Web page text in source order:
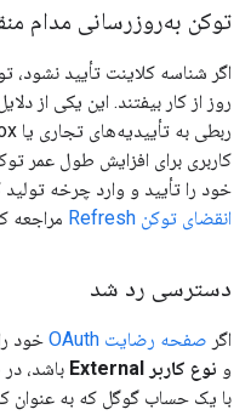
توکن به‌روزرسانی مدام
خود را تأیید و وارد چرخه تولید
انقضای توکن Refresh
مراجعه
دسترسی رد شد
اگر صفحه رضایت OAuth
و نوع کاربر External باشد،
با یک حساب گوگل که به عنوان